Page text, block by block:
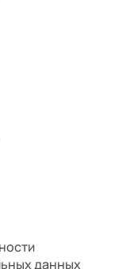
данных